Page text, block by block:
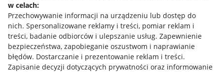
w celach:
Przechowywanie informacji na urządzeniu lub dostęp do
nich. Spersonalizowane reklamy i treści, pomiar reklam i
treści, badanie odbiorców i ulepszanie usług. Zapewnienie
bezpieczeństwa, zapobieganie oszustwom i naprawianie
błędów. Dostarczanie i prezentowanie reklam i treści.
Zapisanie decyzji dotyczących prywatności oraz informowanie
Allegro Gadane dla sprzedających
Allegro Gadane dla kupujących
Mapa miejscowości
Informacje prawne